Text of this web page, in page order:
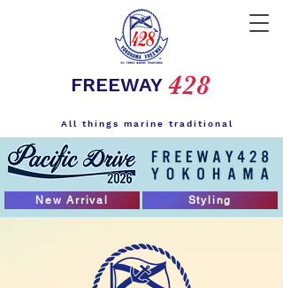
FREEWAY
All things marine traditional
428
New Arrival Styling